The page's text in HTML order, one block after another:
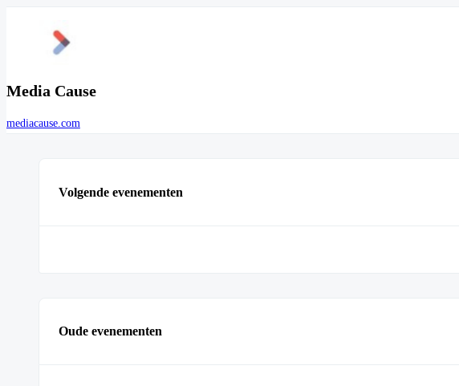
Media Cause
mediacause.com
Volgende evenementen
Oude evenementen